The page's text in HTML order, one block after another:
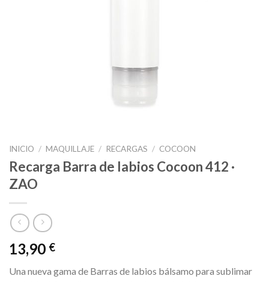
INICIO / MAQUILLAJE / RECARGAS / COCOON
Recarga Barra de labios Cocoon 412 ·
ZAO
13,90 €
Una nueva gama de Barras de labios bálsamo para sublimar